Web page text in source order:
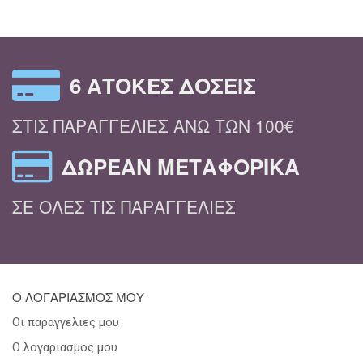
6 ΆΤΟΚΕΣ ΔΌΣΕΙΣ
ΣΤΙΣ ΠΑΡΑΓΓΕΛΊΕΣ ΆΝΩ ΤΩΝ 100€
ΔΩΡΕΆΝ ΜΕΤΑΦΟΡΙΚΆ
ΣΕ ΌΛΕΣ ΤΙΣ ΠΑΡΑΓΓΕΛΊΕΣ
Ο ΛΟΓΑΡΙΑΣΜΟΣ ΜΟΥ
Οι παραγγελιες μου
Ο λογαριασμος μου